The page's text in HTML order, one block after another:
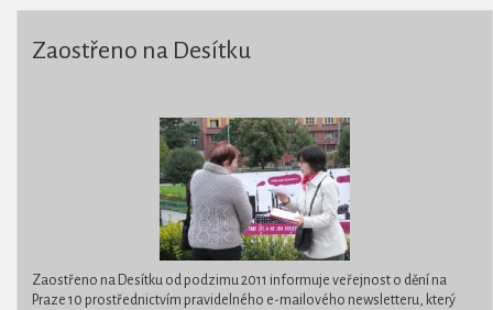
Zaostřeno na Desítku
Zaostřeno na Desítku od podzimu 2011 informuje veřejnost o dění na
Praze 10 prostřednictvím pravidelného e-mailového newsletteru, který